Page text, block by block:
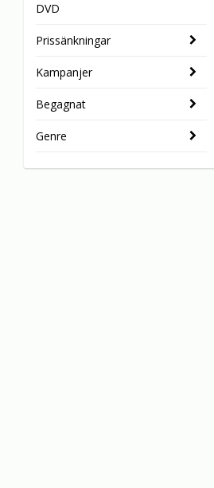
DVD
Prissänkningar
Kampanjer
Begagnat
Genre